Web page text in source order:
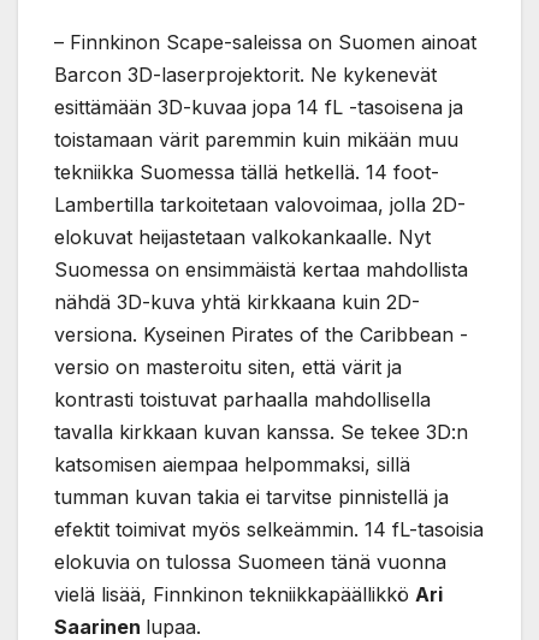
– Finnkinon Scape-saleissa on Suomen ainoat
Barcon 3D-laserprojektorit. Ne kykenevät
esittämään 3D-kuvaa jopa 14 fL -tasoisena ja
toistamaan värit paremmin kuin mikään muu
tekniikka Suomessa tällä hetkellä. 14 foot-
Lambertilla tarkoitetaan valovoimaa, jolla 2D-
elokuvat heijastetaan valkokankaalle. Nyt
Suomessa on ensimmäistä kertaa mahdollista
nähdä 3D-kuva yhtä kirkkaana kuin 2D-
versiona. Kyseinen Pirates of the Caribbean -
versio on masteroitu siten, että värit ja
kontrasti toistuvat parhaalla mahdollisella
tavalla kirkkaan kuvan kanssa. Se tekee 3D:n
katsomisen aiempaa helpommaksi, sillä
tumman kuvan takia ei tarvitse pinnistellä ja
efektit toimivat myös selkeämmin. 14 fL-tasoisia
elokuvia on tulossa Suomeen tänä vuonna
vielä lisää, Finnkinon tekniikkapäällikkö Ari
Saarinen lupaa.